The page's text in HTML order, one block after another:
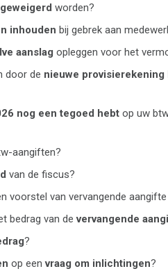
worden?
inhouden bij gebrek aan
aanslag opleggen voor het
door de nieuwe provisierekening
nog een tegoed hebt op uw
aangiften?
van de fiscus?
voorstel van vervangende
bedrag van devervangende
?
op eenvraag om inlichtingen?